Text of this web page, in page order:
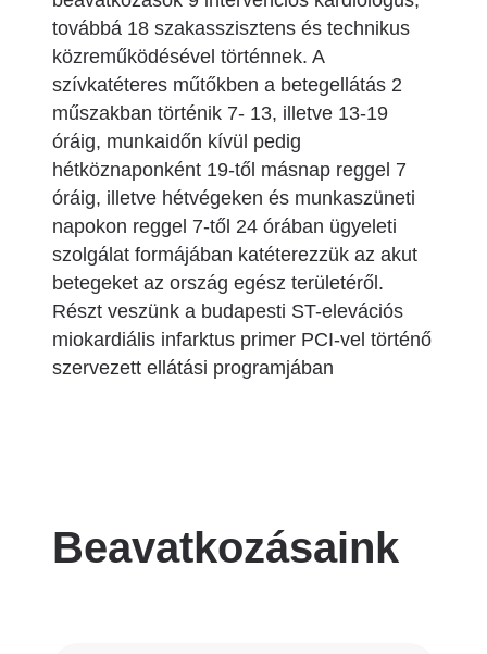
továbbá 18 szakasszisztens és technikus
közreműködésével történnek. A
szívkatéteres műtőkben a betegellátás 2
műszakban történik 7- 13, illetve 13-19
óráig, munkaidőn kívül pedig
hétköznaponként 19-től másnap reggel 7
óráig, illetve hétvégeken és munkaszüneti
napokon reggel 7-től 24 órában ügyeleti
szolgálat formájában katéterezzük az akut
betegeket az ország egész területéről.
Részt veszünk a budapesti ST-elevációs
miokardiális infarktus primer PCI-vel történő
szervezett ellátási programjában
Beavatkozásaink